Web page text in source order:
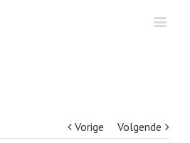
Vorige Volgende